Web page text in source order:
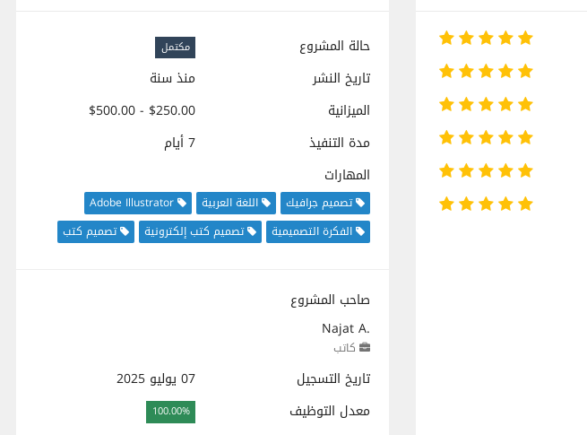
حالة المشروع مكتمل
تاريخ النشر
منذ سنة
الميزانية
$250.00 - $500.00
مدة التنفيذ
7 أيام
المهارات
تصميم جرافيك اللغة العربية
Adobe Illustrator
الفكرة التصميمية
تصميم كتب إلكترونية تصميم كتب
صاحب المشروع
Najat A.
كاتب
تاريخ التسجيل
07 يوليو 2025
معدل التوظيف
100.00%